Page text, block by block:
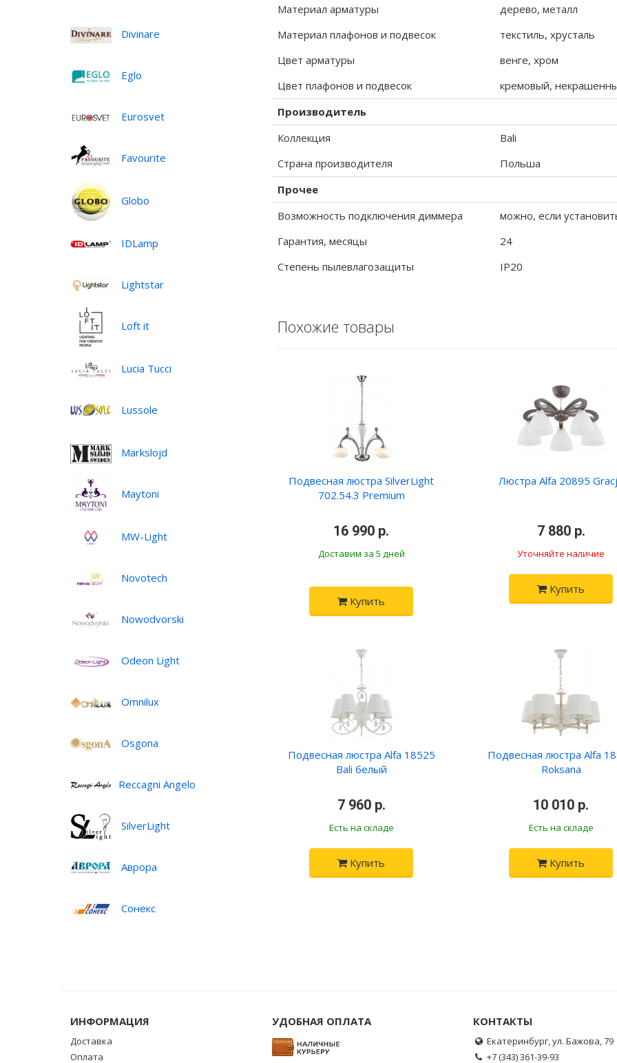
Divinare
Eglo
Eurosvet
Favourite
Globo
IDLamp
Lightstar
Loft it
Lucia Tucci
Lussole
Markslojd
Maytoni
MW-Light
Novotech
Nowodvorski
Odeon Light
Omnilux
Osgona
Reccagni Angelo
SilverLight
Аврора
Сонекс
Материал арматуры
дерево, металл
Материал плафонов и подвесок
текстиль, хрусталь
Цвет арматуры
венге, хром
Цвет плафонов и подвесок
кремовый,
Производитель
Коллекция
Bali
Страна производителя
Польша
Прочее
Возможность подключения диммера
можно, если
Гарантия, месяцы
24
Степень пылевлагозащиты
IP20
Похожие товары
Подвесная люстра SilverLight
702.54.3 Premium
16 990 р.
Доставим за 5 дней
Купить
Люстра Alfa 20895
7 880 р.
Уточняйте наличие
Купить
Подвесная люстра Alfa 18525
Bali белый
7 960 р.
Есть на складе
Купить
Подвесная люстра Alfa
Roksana
10 010 р.
Есть на складе
Купить
ИНФОРМАЦИЯ
Доставка
Оплата
УДОБНАЯ ОПЛАТА КОНТАКТЫ
Екатеринбург, ул. Бажова, 79
+7 (343) 361-39-93